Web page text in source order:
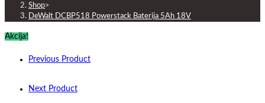
Shop>
DeWalt DCBP518 Powerstack Baterija 5Ah 18V
Akcija!
Previous Product
Next Product